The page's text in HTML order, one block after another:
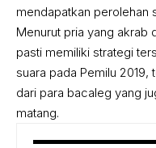
mendapatkan perolehan
Menurut pria yang akrab
pasti memiliki strategi
suara pada Pemilu 2019,
dari para bacaleg yang
matang.